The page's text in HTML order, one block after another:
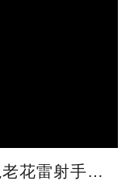
邊也有朋友也都在濰視做